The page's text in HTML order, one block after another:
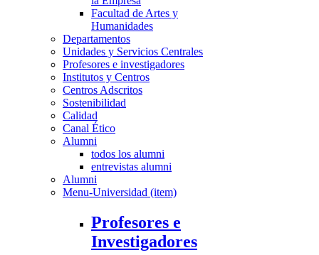
Facultad de Artes y
Humanidades
Departamentos
Unidades y Servicios Centrales
Profesores e investigadores
Institutos y Centros
Centros Adscritos
Sostenibilidad
Calidad
Canal Ético
Alumni
todos los alumni
entrevistas alumni
Alumni
Menu-Universidad (item)
Profesores e
Investigadores